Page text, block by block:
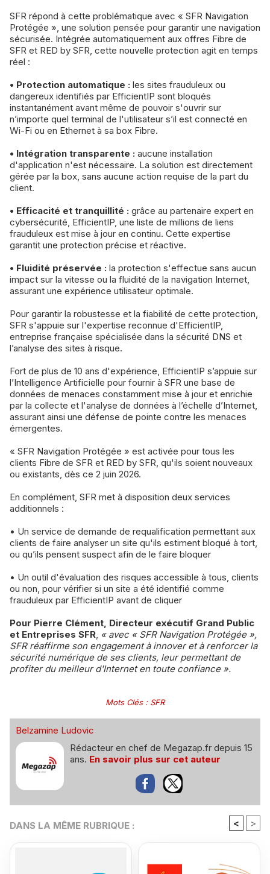
SFR répond à cette problématique avec « SFR Navigation
Protégée », une solution pensée pour garantir une navigation
sécurisée. Intégrée automatiquement aux offres Fibre de
SFR et RED by SFR, cette nouvelle protection agit en temps
réel :
• Protection automatique : les sites frauduleux ou
dangereux identifiés par EfficientIP sont bloqués
instantanément avant même de pouvoir s'ouvrir sur
n’importe quel terminal de l'utilisateur s’il est connecté en
Wi-Fi ou en Ethernet à sa box Fibre.
• Intégration transparente : aucune installation
d'application n'est nécessaire. La solution est directement
gérée par la box, sans aucune action requise de la part du
client.
• Efficacité et tranquillité : grâce au partenaire expert en
cybersécurité, EfficientIP, une liste de millions de liens
frauduleux est mise à jour en continu. Cette expertise
garantit une protection précise et réactive.
• Fluidité préservée : la protection s'effectue sans aucun
impact sur la vitesse ou la fluidité de la navigation Internet,
assurant une expérience utilisateur optimale.
Pour garantir la robustesse et la fiabilité de cette protection,
SFR s'appuie sur l'expertise reconnue d'EfficientIP,
entreprise française spécialisée dans la sécurité DNS et
l’analyse des sites à risque.
Fort de plus de 10 ans d'expérience, EfficientIP s’appuie sur
l’Intelligence Artificielle pour fournir à SFR une base de
données de menaces constamment mise à jour et enrichie
par la collecte et l'analyse de données à l’échelle d’Internet,
assurant ainsi une défense de pointe contre les menaces
émergentes.
« SFR Navigation Protégée » est activée pour tous les
clients Fibre de SFR et RED by SFR, qu'ils soient nouveaux
ou existants, dès ce 2 juin 2026.
En complément, SFR met à disposition deux services
additionnels :
• Un service de demande de requalification permettant aux
clients de faire analyser un site qu'ils estiment bloqué à tort,
ou qu’ils pensent suspect afin de le faire bloquer
• Un outil d'évaluation des risques accessible à tous, clients
ou non, pour vérifier si un site a été identifié comme
frauduleux par EfficientIP avant de cliquer
Pour Pierre Clément, Directeur exécutif Grand Public
et Entreprises SFR, « avec « SFR Navigation Protégée »,
SFR réaffirme son engagement à innover et à renforcer la
sécurité numérique de ses clients, leur permettant de
profiter du meilleur d'Internet en toute confiance ».
Mots Clés: SFR
Belzamine Ludovic
Rédacteur en chef de Megazap.fr depuis 15
ans. En savoir plus sur cet auteur
DANS LA MÊME RUBRIQUE : < >